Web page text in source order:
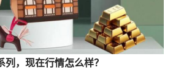
，现在行情怎么样？